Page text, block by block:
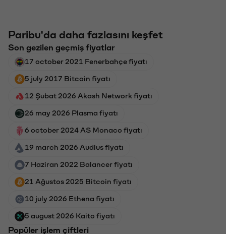
Paribu'da daha fazlasını keşfet
Son gezilen geçmiş fiyatlar
17 october 2021 Fenerbahçe fiyatı
5 july 2017 Bitcoin fiyatı
12 Şubat 2026 Akash Network fiyatı
26 may 2026 Plasma fiyatı
6 october 2024 AS Monaco fiyatı
19 march 2026 Audius fiyatı
7 Haziran 2022 Balancer fiyatı
21 Ağustos 2025 Bitcoin fiyatı
10 july 2026 Ethena fiyatı
5 august 2026 Kaito fiyatı
Popüler işlem çiftleri